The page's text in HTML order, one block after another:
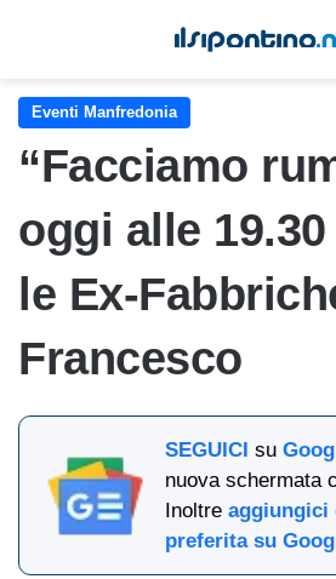
Eventi Manfredonia
“Facciamo
oggi alle
le Ex-
Francesco
SEGUICI su
nuova schermata
Inoltreaggiungici
preferita su